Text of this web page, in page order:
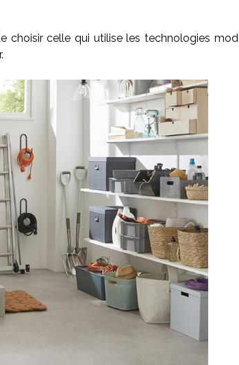
choisir celle qui utilise les technologies